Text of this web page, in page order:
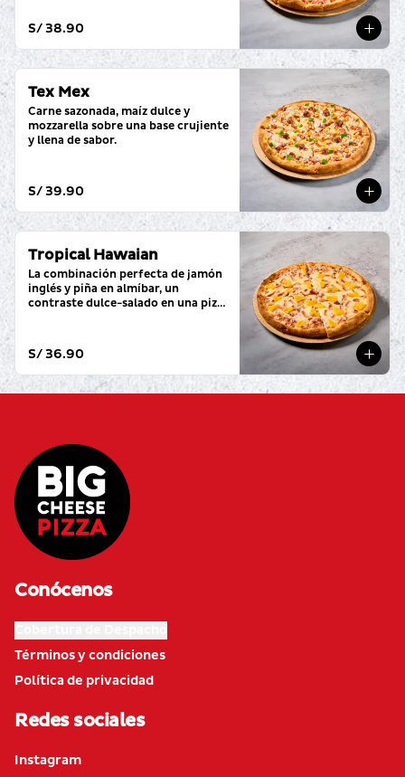
S/ 38.90
Tex Mex
Carne sazonada, maíz dulce y
mozzarella sobre una base crujiente
y llena de sabor.
S/ 39.90
Tropical Hawaian
La combinación perfecta de jamón
inglés y piña en almíbar, un
contraste dulce-salado en una pizza
S/ 36.90
Conócenos
Términos y condiciones
Política de privacidad
Redes sociales
Instagram